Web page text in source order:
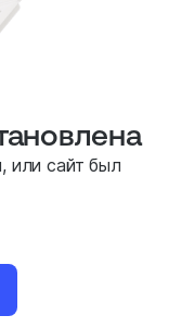
или сайт был